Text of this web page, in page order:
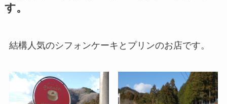
す。
結構人気のシフォンケーキとプリンのお店です。